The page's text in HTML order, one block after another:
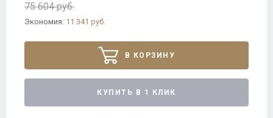
75 604 руб.
Экономия: 11 341 руб.
В КОРЗИНУ
КУПИТЬ В 1 КЛИК